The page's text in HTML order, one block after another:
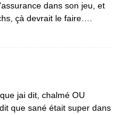
dans son jeu, et
çà devrait le faire….
jai dit, chalmé OU
que sané était super dans